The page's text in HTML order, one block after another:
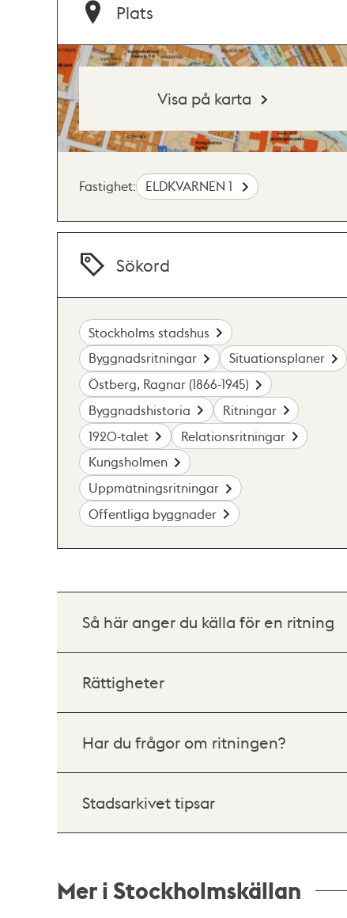
Plats
Visa på karta
Fastighet: ELDKVARNEN 1
Sökord
Stockholms stadshus
Byggnadsritningar
Situationsplaner
Östberg, Ragnar (1866-1945)
Byggnadshistoria
Ritningar
1920-talet
Relationsritningar
Kungsholmen
Uppmätningsritningar
Offentliga byggnader
Så här anger du källa för en ritning
Rättigheter
Har du frågor om ritningen?
Stadsarkivet tipsar
Mer i Stockholmskällan